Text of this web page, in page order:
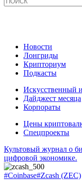
Новости
Лонгриды
Крипториум
Подкасты
Искусственный
Дайджест месяца
Корпораты
Цены
Спецпроекты
Культовый журнал о
цифровой экономике.
#Coinbase#Zcash (ZEC)